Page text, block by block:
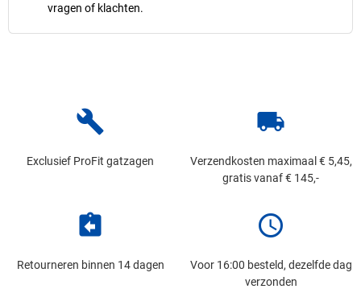
vragen of klachten.
build
Exclusief ProFit gatzagen
local_shipping
Verzendkosten maximaal € 5,45,
gratis vanaf € 145,-
assignment_return
Retourneren binnen 14 dagen
schedule
Voor 16:00 besteld, dezelfde dag
verzonden